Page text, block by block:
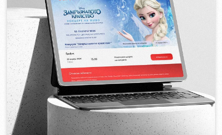
[ smm management ] [ web ] [ seo ]
2023
ZAPOMNI